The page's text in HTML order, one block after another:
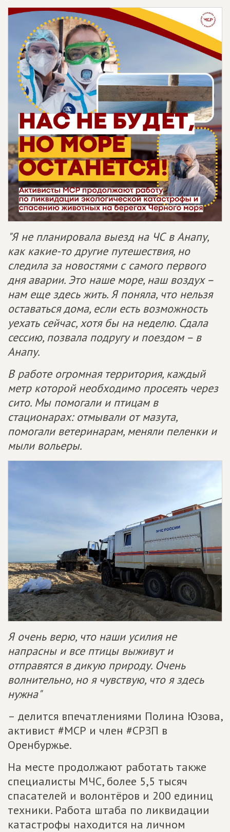
"Я не планировала выезд на ЧС в Анапу,
как какие-то другие путешествия, но
следила за новостями с самого первого
дня аварии. Это наше море, наш воздух –
нам еще здесь жить. Я поняла, что нельзя
оставаться дома, если есть возможность
уехать сейчас, хотя бы на неделю. Сдала
сессию, позвала подругу и поездом – в
Анапу.
В работе огромная территория, каждый
метр которой необходимо просеять через
сито. Мы помогали и птицам в
стационарах: отмывали от мазута,
помогали ветеринарам, меняли пеленки и
мыли вольеры.
Я очень верю, что наши усилия не
напрасны и все птицы выживут и
отправятся в дикую природу. Очень
волнительно, но я чувствую, что я здесь
нужна"
– делится впечатлениями Полина Юзова,
активист #МСР и член #СРЗП в
Оренбуржье.
На месте продолжают работать также
специалисты МЧС, более 5,5 тысяч
спасателей и волонтёров и 200 единиц
техники. Работа штаба по ликвидации
катастрофы находится на личном